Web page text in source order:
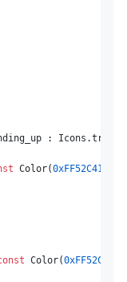
:
Color(0xFF52C41A
Color(0xFF52C41A